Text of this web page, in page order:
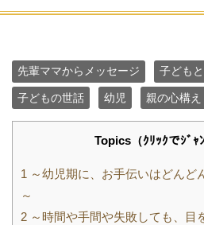
先輩ママからメッセージ 子ども
子どもの世話 幼児 親の心構え
Topics（ｸﾘｯｸでｼﾞｬﾝ
1 ～幼児期に、お手伝いはどんど
～
2 ～時間や手間や失敗しても、目